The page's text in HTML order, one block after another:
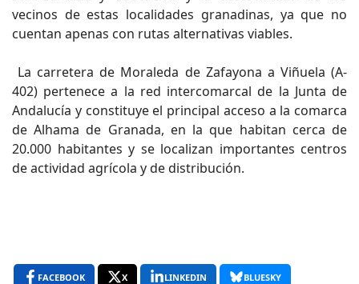
vecinos de estas localidades granadinas, ya que no
cuentan apenas con rutas alternativas viables.
La carretera de Moraleda de Zafayona a Viñuela (A-
402) pertenece a la red intercomarcal de la Junta de
Andalucía y constituye el principal acceso a la comarca
de Alhama de Granada, en la que habitan cerca de
20.000 habitantes y se localizan importantes centros
de actividad agrícola y de distribución.
FACEBOOK X LINKEDIN BLUESKY